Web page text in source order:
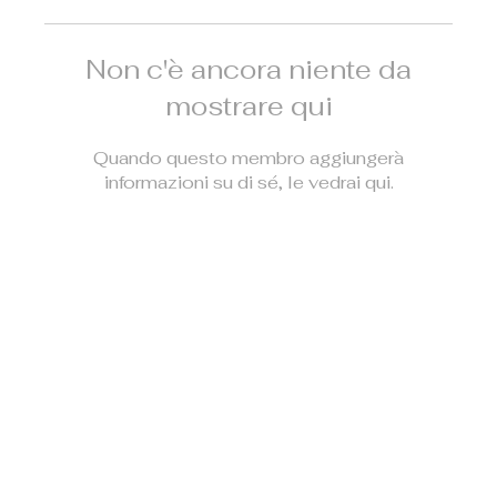
Non c'è ancora niente da
mostrare qui
Quando questo membro aggiungerà
informazioni su di sé, le vedrai qui.